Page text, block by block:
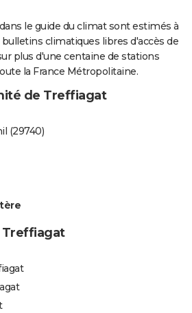
le guide du climat sont estimés à
climatiques libres d'accès de
plus d'une centaine de stations
la France Métropolitaine.
de Treffiagat
(29740)
Treffiagat